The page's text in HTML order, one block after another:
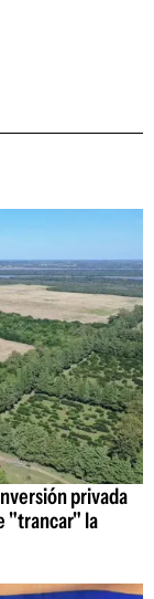
privada
"trancar" la